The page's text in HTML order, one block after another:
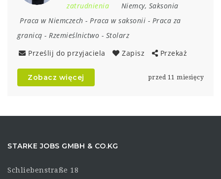
zatrudnienia
Niemcy, Saksonia
Praca w Niemczech - Praca w saksonii - Praca za
granicą - Rzemieślnictwo - Stolarz
Prześlij do przyjaciela
Zapisz Przekaż
Zobacz więcej przed 11 miesięcy
STARKE JOBS GMBH & CO.KG
Schliebenstraße 18